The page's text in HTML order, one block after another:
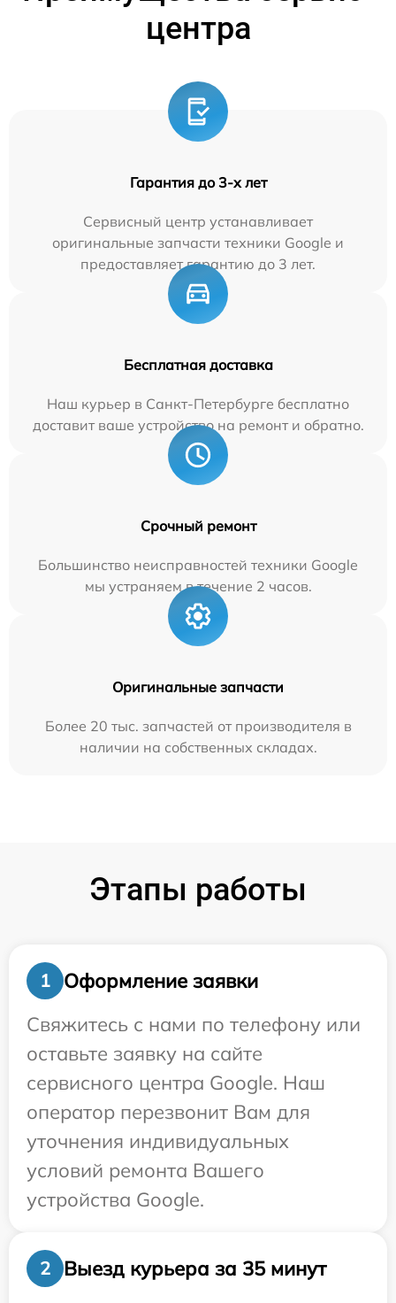
центра
Гарантия до 3-х лет
Сервисный центр устанавливает
оригинальные запчасти техники Google и
предоставляет гарантию до 3 лет.
Бесплатная доставка
Наш курьер в Санкт-Петербурге бесплатно
доставит ваше устройство на ремонт и обратно.
Срочный ремонт
Большинство неисправностей техники Google
мы устраняем в течение 2 часов.
Оригинальные запчасти
Более 20 тыс. запчастей от производителя в
наличии на собственных складах.
Этапы работы
1
Оформление заявки
Свяжитесь с нами по телефону или
оставьте заявку на сайте
сервисного центра Google. Наш
оператор перезвонит Вам для
уточнения индивидуальных
условий ремонта Вашего
устройства Google.
2
Выезд курьера за 35 минут